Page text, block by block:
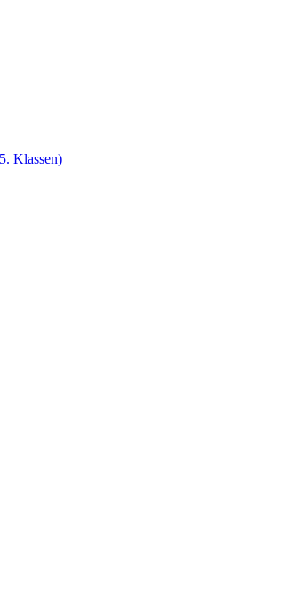
Klassen)